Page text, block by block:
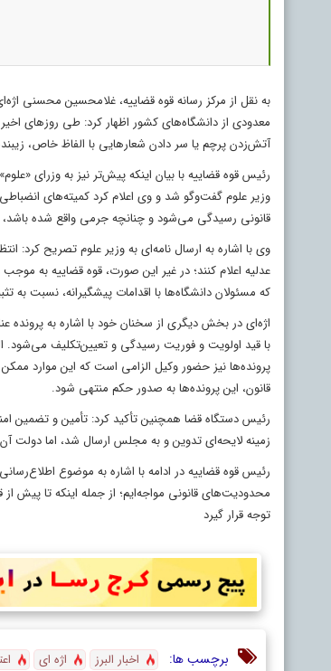
به نقل از مرکز رسانه قوه قضاییه، غلامحسین محسنی
معدودی از دانشگاه‌های کشور اظهار کرد: طی روزهای
آتش‌زدن پرچم یا سر دادن شعارهایی با الفاظ خاص،
رئیس قوه قضاییه با بیان اینکه پیش‌تر نیز به وزرای
وزیر علوم گفت‌وگو شد و وی اعلام کرد کمیته‌های
قانونی رسیدگی می‌شود و چنانچه جرمی واقع شده
وی با اشاره به ارسال نامه‌ای به وزیر علوم تصریح کرد:
عدلیه اعلام کنند؛ در غیر این صورت، قوه قضاییه به
که مسئولان دانشگاه‌ها با اقدامات پیشگیرانه، نسبت
اژه‌ای در بخش دیگری از سخنان خود با اشاره به پرونده
با قید اولویت و فوریت رسیدگی و تعیین‌تکلیف می‌شود.
پرونده‌ها نیز حضور وکیل الزامی است که این موارد
قانون، این پرونده‌ها به صدور حکم منتهی شود.
رئیس دستگاه قضا همچنین تأکید کرد: تأمین و تضمین
زمینه لایحه‌ای تدوین و به مجلس ارسال شد، اما دولت آن
رئیس قوه قضاییه در ادامه با اشاره به موضوع
محدودیت‌های قانونی مواجه‌ایم؛ از جمله اینکه تا پیش
توجه قرار گیرد
برچسب ها: اخبار البرز اژه ای